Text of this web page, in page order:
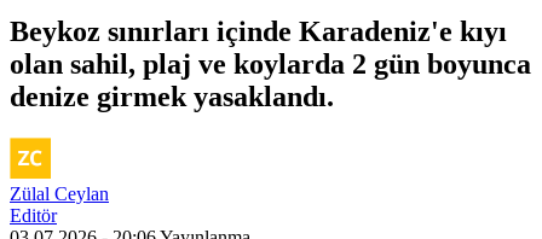
Beykoz sınırları içinde Karadeniz'e kıyı
olan sahil, plaj ve koylarda 2 gün boyunca
denize girmek yasaklandı.
Zülal Ceylan
Editör